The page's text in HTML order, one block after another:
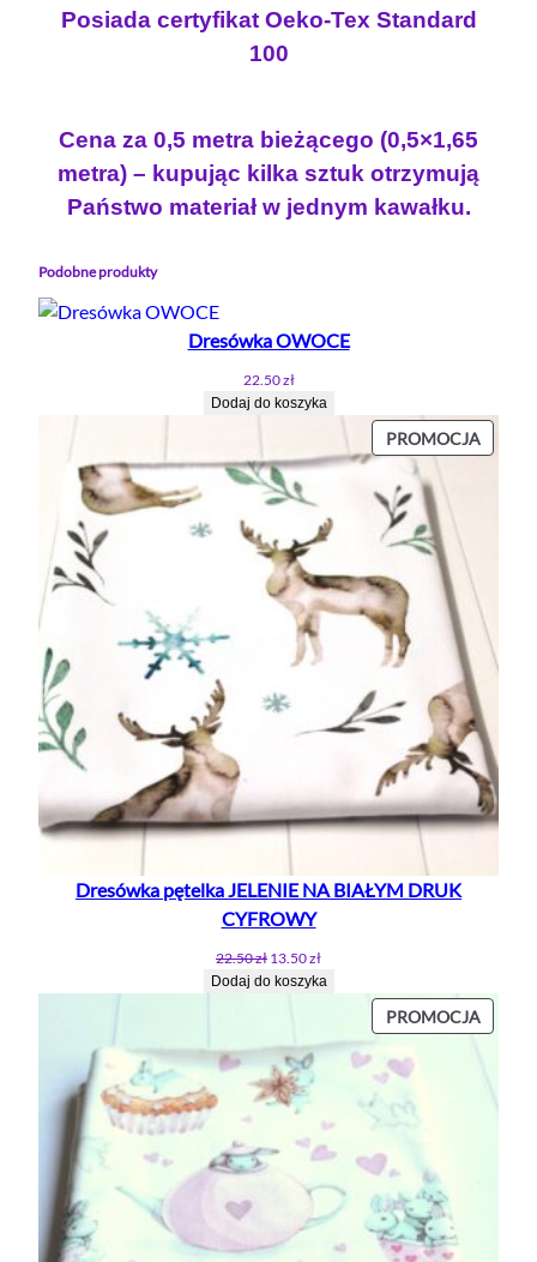
Posiada certyfikat Oeko-Tex Standard
100
Cena za 0,5 metra bieżącego (0,5×1,65
metra) – kupując kilka sztuk otrzymują
Państwo materiał w jednym kawałku.
Podobne produkty
Dresówka OWOCE
22.50zł
Dodaj do koszyka
PROMOCJA
W
Dresówka pętelka JELENIE NA BIAŁYM DRUK
CYFROWY
22.50zł Pierwotna
cena
13.50złAktualna
cena
Dodaj do koszyka
PROMOCJA
W